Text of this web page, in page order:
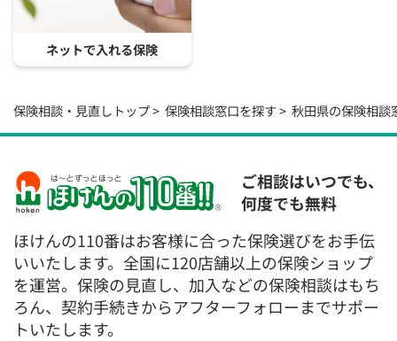
ネットで入れる保険
保険相談・見直しトップ 保険相談窓口を探す 秋田県の保険相談
ご相談はいつでも、
何度でも無料
ほけんの110番はお客様に合った保険選びをお手伝
いいたします。全国に120店舗以上の保険ショップ
を運営。保険の見直し、加入などの保険相談はもち
ろん、契約手続きからアフターフォローまでサポー
トいたします。